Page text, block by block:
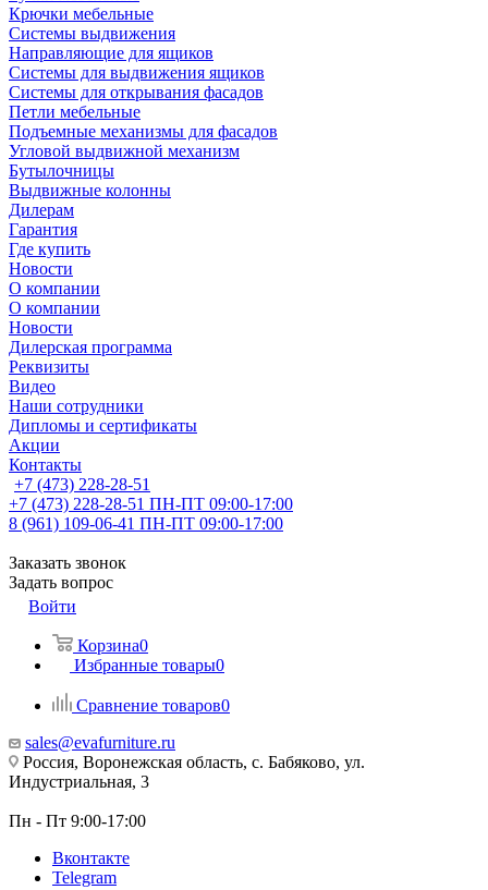
Крючки мебельные
Системы выдвижения
Направляющие для ящиков
Системы для выдвижения ящиков
Системы для открывания фасадов
Петли мебельные
Подъемные механизмы для фасадов
Угловой выдвижной механизм
Бутылочницы
Выдвижные колонны
Дилерам
Гарантия
Где купить
Новости
О компании
О компании
Новости
Дилерская программа
Реквизиты
Видео
Наши сотрудники
Дипломы и сертификаты
Акции
Контакты
+7 (473) 228-28-51
+7 (473) 228-28-51 ПН-ПТ 09:00-17:00
8 (961) 109-06-41 ПН-ПТ 09:00-17:00
Заказать звонок
Задать вопрос
Войти
Корзина0
Избранные товары0
Сравнение товаров0
sales@evafurniture.ru
Россия, Воронежская область, с. Бабяково, ул.
Индустриальная, 3
Пн - Пт 9:00-17:00
Вконтакте
Telegram